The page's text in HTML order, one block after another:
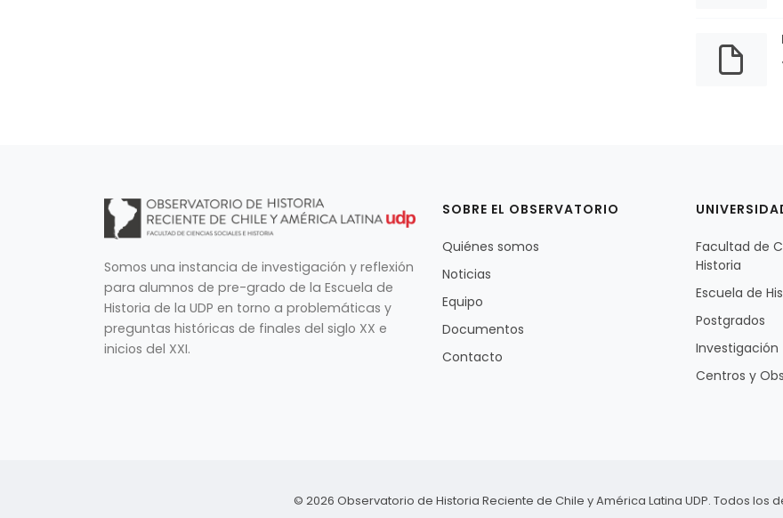
Somos una instancia de investigación y reflexión
para alumnos de pre-grado de la Escuela de
Historia de la UDP en torno a problemáticas y
preguntas históricas de finales del siglo XX e
inicios del XXI.
SOBRE EL OBSERVATORIO
Quiénes somos
Noticias
Equipo
Documentos
Contacto
Facultad de
Historia
Escuela de
Postgrados
Investigación
Centros y
© 2026 Observatorio de Historia Reciente de Chile y América Latina UDP. Todos los